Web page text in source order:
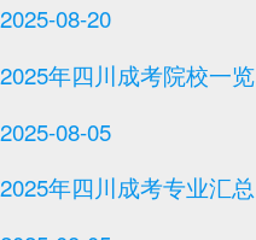
2025-08-20
2025年‌‌‌‌四川成考院校一览
2025-08-05
2025年‌‌‌‌四川成考专业汇总